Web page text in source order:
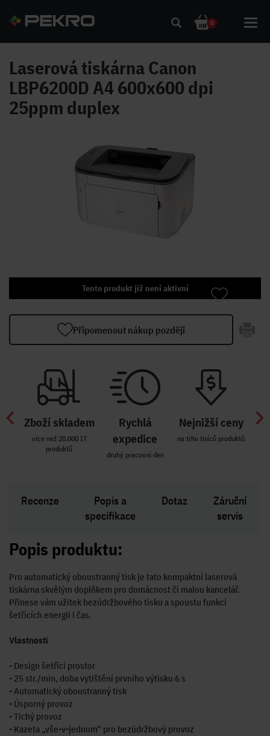
0
Laserová tiskárna Canon
LBP6200D A4 600x600 dpi
25ppm duplex
Tento produkt již není aktivní
Připomenout nákup později
Zboží skladem
více než 20.000 IT
produktů
Rychlá
expedice
druhý pracovní den
Nejnižší ceny
na trhu tisíců produktů
Recenze
Popis a
specifikace
Dotaz
Záruční
servis
Popis produktu:
Pro automatický oboustranný tisk je tato kompaktní laserová
tiskárna skvělým doplňkem pro domácnost či malou kancelář.
Přinese vám užitek bezúdržbového tisku a spoustu funkcí
šetřících energii i čas.
Vlastnosti
- Design šetřící prostor
- 25 str./min, doba vytištění prvního výtisku 6 s
- Automatický oboustranný tisk
- Úsporný provoz
- Tichý provoz
- Kazeta „vše-v-jednom“ pro bezúdržbový provoz